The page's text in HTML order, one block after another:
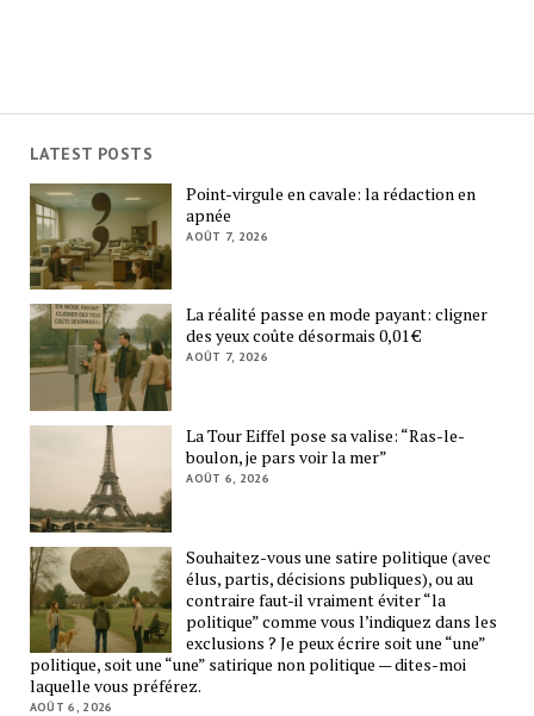
LATEST POSTS
Point-virgule en cavale: la rédaction en
apnée
AOÛT 7, 2026
La réalité passe en mode payant: cligner
des yeux coûte désormais 0,01 €
AOÛT 7, 2026
La Tour Eiffel pose sa valise: “Ras-le-
boulon, je pars voir la mer”
AOÛT 6, 2026
Souhaitez-vous une satire politique (avec
élus, partis, décisions publiques), ou au
contraire faut-il vraiment éviter “la
politique” comme vous l’indiquez dans les
exclusions ? Je peux écrire soit une “une”
politique, soit une “une” satirique non politique — dites-moi
laquelle vous préférez.
AOÛT 6, 2026